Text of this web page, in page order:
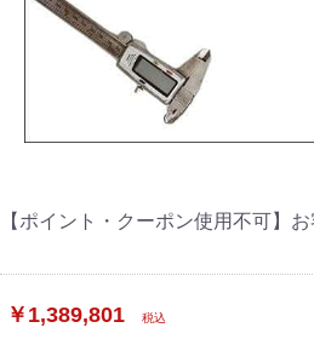
【ポイント・クーポン使用不可】
￥1,389,801 税込